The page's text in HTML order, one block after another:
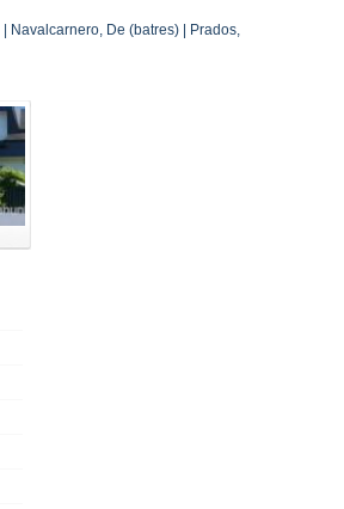
Navalcarnero, De (batres) | Prados,